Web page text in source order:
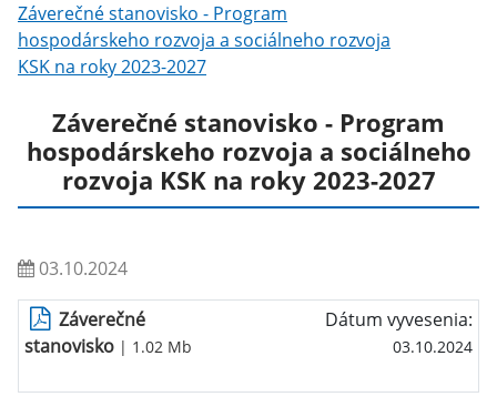
Záverečné stanovisko - Program
hospodárskeho rozvoja a sociálneho rozvoja
KSK na roky 2023-2027
Záverečné stanovisko - Program
hospodárskeho rozvoja a sociálneho
rozvoja KSK na roky 2023-2027
03.10.2024
Záverečné
stanovisko | 1.02 Mb
Dátum vyvesenia:
03.10.2024